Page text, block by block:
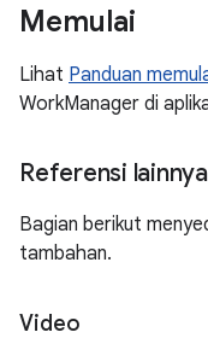
Memulai
Lihat Panduan
WorkManager di
Referensi lainnya
Bagian berikut
tambahan.
Video